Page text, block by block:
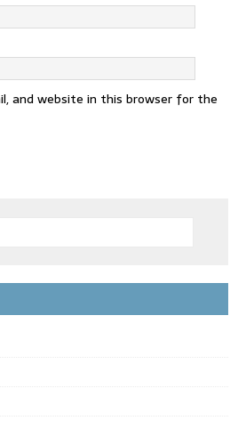
and website in this browser for the